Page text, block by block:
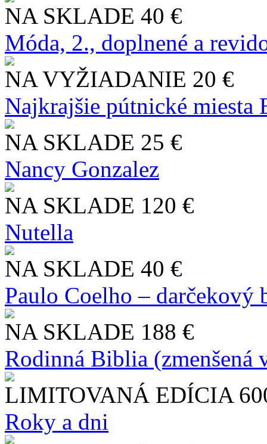
NA SKLADE 40 €
Móda, 2., doplnené a
NA VYŽIADANIE 20 €
Najkrajšie pútnické miesta
NA SKLADE 25 €
Nancy Gonzalez
NA SKLADE 120 €
Nutella
NA SKLADE 40 €
Paulo Coelho – darčekový
NA SKLADE 188 €
Rodinná Biblia (zmenšená
LIMITOVANÁ EDÍCIA
Roky a dni